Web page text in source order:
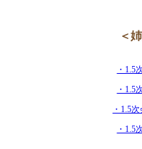
＜
・1.5
・1.5
・1.5
・1.5